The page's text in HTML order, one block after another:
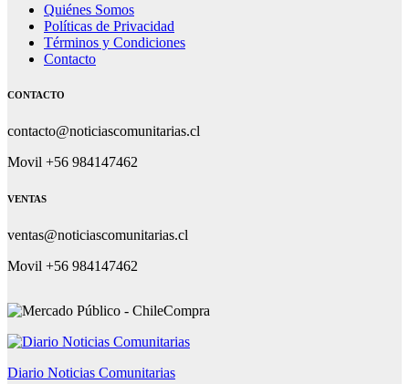
Quiénes Somos
Políticas de Privacidad
Términos y Condiciones
Contacto
CONTACTO
contacto@noticiascomunitarias.cl
Movil +56 984147462
VENTAS
ventas@noticiascomunitarias.cl
Movil +56 984147462
Diario Noticias Comunitarias